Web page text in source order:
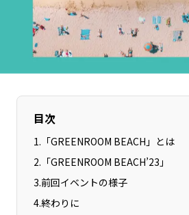
三重エリア
滋賀
京都エリア
大阪
北摂エリア
堺・
河内エリア
兵庫
奈良エリア
和歌
鳥取エリア
岡山エリア
広島エ
山口エリア
徳島エ
香川エリア
高知エリア
目次
1. 「GREENROOM BEACH」とは
2. 「GREENROOM BEACH’23」
3.前回イベントの様子
4.終わりに